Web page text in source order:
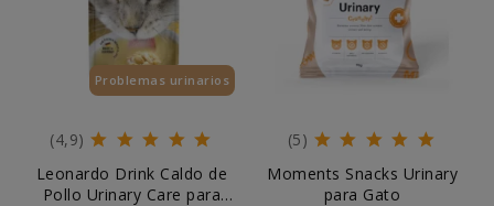
Esenciales
Problemas urinarios
(4,9)
Leonardo Drink Caldo de
Pollo Urinary Care para
(5)
Moments Snacks Urinary
para Gato